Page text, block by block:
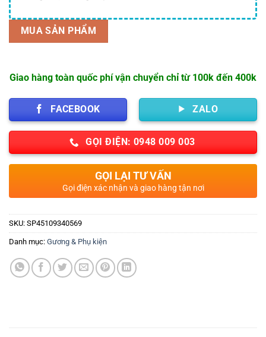
MUA SẢN PHẨM
Giao hàng toàn quốc phí vận chuyển chỉ từ 100k đến 400k
FACEBOOK ZALO
GỌI ĐIỆN: 0948 009 003
GỌI LẠI TƯ VẤN
Gọi điện xác nhận và giao hàng tận nơi
SKU: SP45109340569
Danh mục: Gương & Phụ kiện